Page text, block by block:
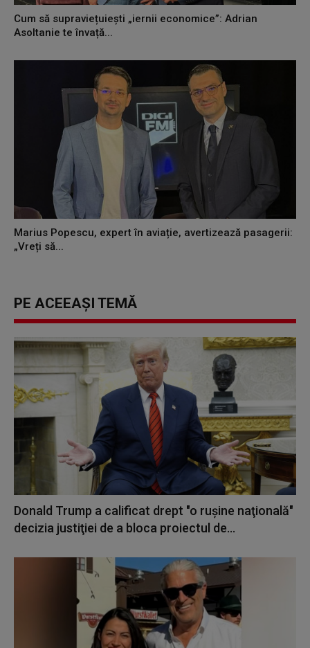
Cum să supraviețuiești „iernii economice”: Adrian
Asoltanie te învață...
Marius Popescu, expert în aviație, avertizează pasagerii:
„Vreți să...
PE ACEEAȘI TEMĂ
Donald Trump a calificat drept "o ruşine naţională"
decizia justiţiei de a bloca proiectul de...